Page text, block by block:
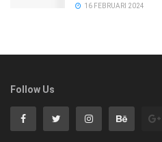
16 FEBRUARI 2024
Follow Us